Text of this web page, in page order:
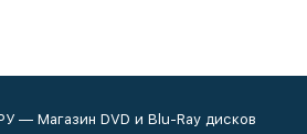
— Магазин DVD и Blu-Ray дисков